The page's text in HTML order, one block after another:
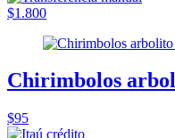
$1.800
Chirimbolos
$95